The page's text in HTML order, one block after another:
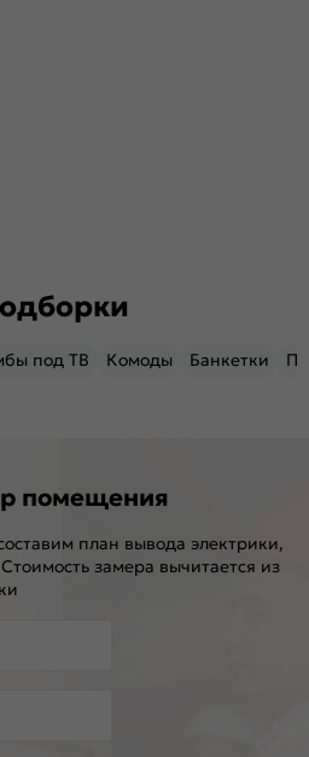
под ТВ Комоды Банкетки
помещения
план вывода электрики,
замера вычитается из